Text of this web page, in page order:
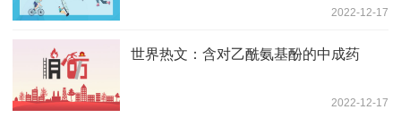
2022-12-17
世界热文：含对乙酰氨基酚的中成药
2022-12-17